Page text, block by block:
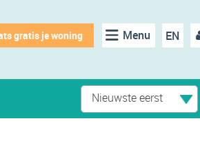
EN
Menu
gratis je woning
Nieuwste eerst